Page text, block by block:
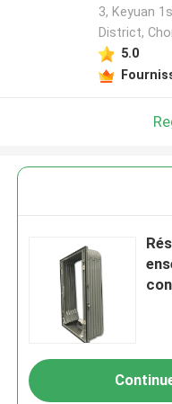
3, Keyuan
District,
5.0